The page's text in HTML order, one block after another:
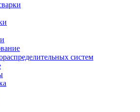
систем